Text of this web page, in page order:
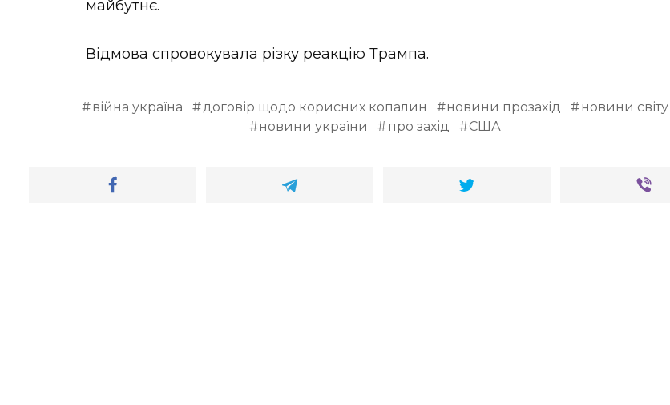
майбутнє.
Відмова спровокувала різку реакцію Трампа.
війна україна договір щодо корисних копалин новини прозахід
новини світу
новини україни
про захід США